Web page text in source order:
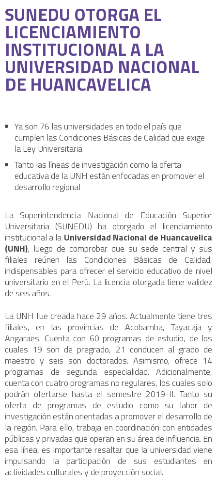
SUNEDU OTORGA EL
LICENCIAMIENTO
INSTITUCIONAL A LA
UNIVERSIDAD NACIONAL
DE HUANCAVELICA
Ya son 76 las universidades en todo el país que
cumplen las Condiciones Básicas de Calidad que exige
la Ley Universitaria
Tanto las líneas de investigación como la oferta
educativa de la UNH están enfocadas en promover el
desarrollo regional
La Superintendencia Nacional de Educación Superior
Universitaria (SUNEDU) ha otorgado el licenciamiento
institucional a la Universidad Nacional de Huancavelica
(UNH), luego de comprobar que su sede central y sus
filiales reúnen las Condiciones Básicas de Calidad,
indispensables para ofrecer el servicio educativo de nivel
universitario en el Perú. La licencia otorgada tiene validez
de seis años.
La UNH fue creada hace 29 años. Actualmente tiene tres
filiales, en las provincias de Acobamba, Tayacaja y
Angaraes. Cuenta con 60 programas de estudio, de los
cuales 19 son de pregrado, 21 conducen al grado de
maestro y seis son doctorados. Asimismo, ofrece 14
programas de segunda especialidad. Adicionalmente,
cuenta con cuatro programas no regulares, los cuales solo
podrán ofertarse hasta el semestre 2019-II. Tanto su
oferta de programas de estudio como su labor de
investigación están orientadas a promover el desarrollo de
la región. Para ello, trabaja en coordinación con entidades
públicas y privadas que operan en su área de influencia. En
esa línea, es importante resaltar que la universidad viene
impulsando la participación de sus estudiantes en
actividades culturales y de proyección social.